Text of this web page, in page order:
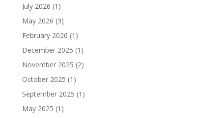
July 2026 (1)
May 2026 (3)
February 2026 (1)
December 2025 (1)
November 2025 (2)
October 2025 (1)
September 2025 (1)
May 2025 (1)